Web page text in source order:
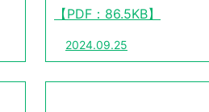
【PDF：86.5KB】
2024.09.25